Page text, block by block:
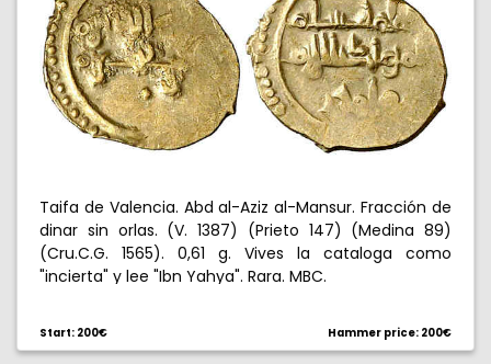
Taifa de Valencia. Abd al-Aziz al-Mansur. Fracción de
dinar sin orlas. (V. 1387) (Prieto 147) (Medina 89)
(Cru.C.G. 1565). 0,61 g. Vives la cataloga como
"incierta" y lee "Ibn Yahya". Rara. MBC.
Start: 200€ Hammer price: 200€